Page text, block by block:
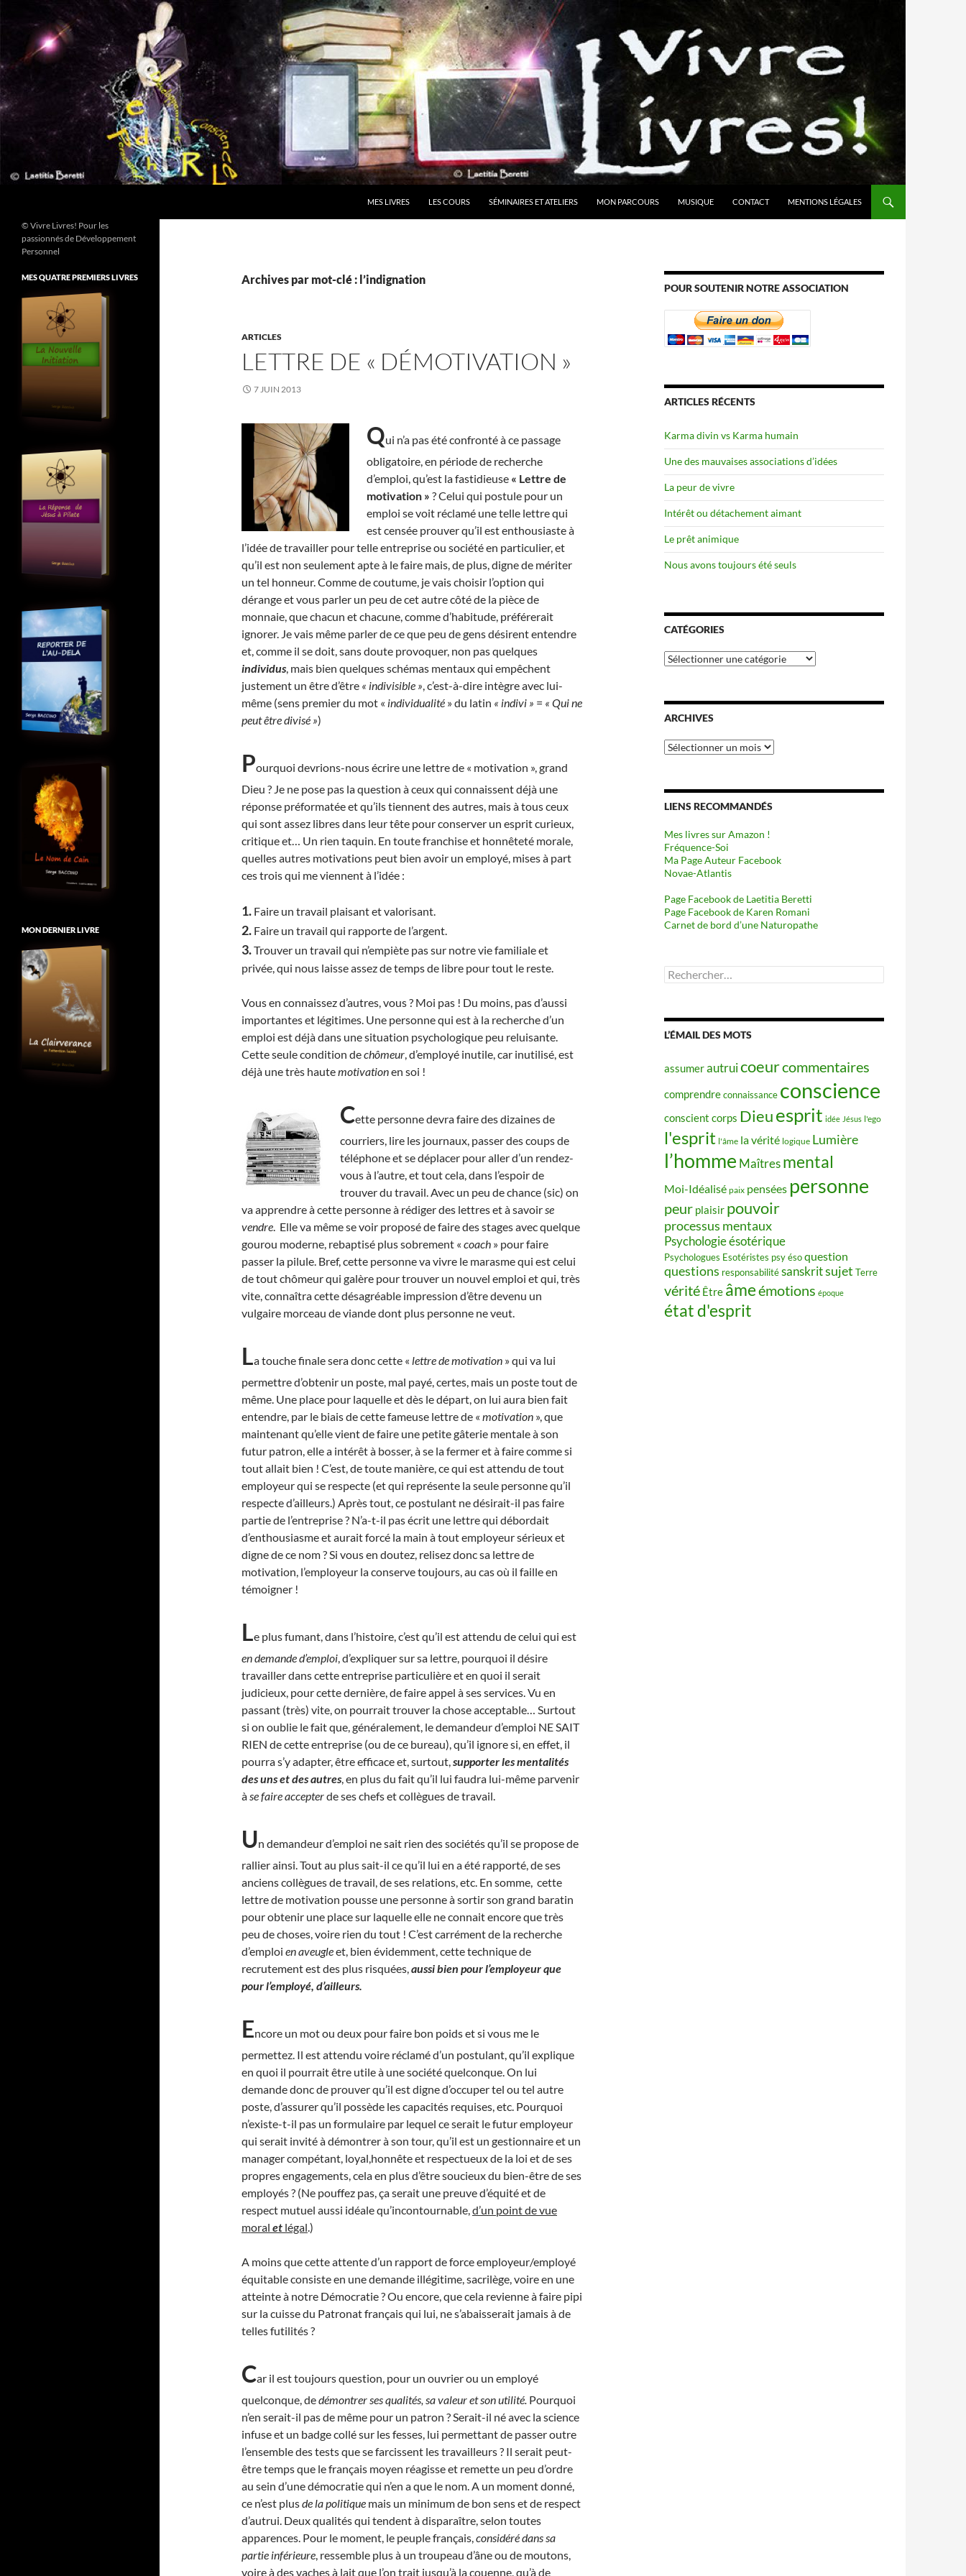
contenu
MES LIVRES LES COURS SÉMINAIRES ET ATELIERS MON PARCOURS MUSIQUE CONTACT MENTIONS LÉGALES
Archives par mot-clé : l’indignation
ARTICLES
LETTRE DE « DÉMOTIVATION »
7 JUIN 2013
Qui n’a pas été confronté à ce passage
obligatoire, en période de recherche
d’emploi, qu’est la fastidieuse « Lettre de
motivation » ? Celui qui postule pour un
emploi se voit réclamé une telle lettre qui
est censée prouver qu’il est enthousiaste à
l’idée de travailler pour telle entreprise ou société en particulier, et
qu’il est non seulement apte à le faire mais, de plus, digne de mériter
un tel honneur. Comme de coutume, je vais choisir l’option qui
dérange et vous parler un peu de cet autre côté de la pièce de
monnaie, que chacun et chacune, comme d’habitude, préférerait
ignorer. Je vais même parler de ce que peu de gens désirent entendre
et, comme il se doit, sans doute provoquer, non pas quelques
individus, mais bien quelques schémas mentaux qui empêchent
justement un être d’être « indivisible », c’est-à-dire intègre avec lui-
même (sens premier du mot « individualité » du latin « indivi » = « Qui ne
peut être divisé »)
Pourquoi devrions-nous écrire une lettre de « motivation », grand
Dieu ? Je ne pose pas la question à ceux qui connaissent déjà une
réponse préformatée et qu’ils tiennent des autres, mais à tous ceux
qui sont assez libres dans leur tête pour conserver un esprit curieux,
critique et… Un rien taquin. En toute franchise et honnêteté morale,
quelles autres motivations peut bien avoir un employé, mises à part
ces trois qui me viennent à l’idée :
1. Faire un travail plaisant et valorisant.
2. Faire un travail qui rapporte de l’argent.
3.Trouver un travail qui n’empiète pas sur notre vie familiale et
privée, qui nous laisse assez de temps de libre pour tout le reste.
Vous en connaissez d’autres, vous ? Moi pas ! Du moins, pas d’aussi
importantes et légitimes. Une personne qui est à la recherche d’un
emploi est déjà dans une situation psychologique peu reluisante.
Cette seule condition dechômeur, d’employé inutile, car inutilisé, est
déjà une très hautemotivationen soi !
Cette personne devra faire des dizaines de
courriers, lire les journaux, passer des coups de
téléphone et se déplacer pour aller d’un rendez-
vous à l’autre, et tout cela, dans l’espoir de
trouver du travail. Avec un peu de chance (sic) on
va apprendre à cette personne à rédiger des lettres et à savoirse
vendre. Elle va même se voir proposé de faire des stages avec quelque
gourou moderne, rebaptisé plus sobrement « coach » pour faire
passer la pilule. Bref, cette personne va vivre le marasme qui est celui
de tout chômeur qui galère pour trouver un nouvel emploi et qui, très
vite, connaîtra cette désagréable impression d’être devenu un
vulgaire morceau de viande dont plus personne ne veut.
La touche finale sera donc cette « lettre de motivation » qui va lui
permettre d’obtenir un poste, mal payé, certes, mais un poste tout de
même. Une place pour laquelle et dès le départ, on lui aura bien fait
entendre, par le biais de cette fameuse lettre de « motivation », que
maintenant qu’elle vient de faire une petite gâterie mentale à son
futur patron, elle a intérêt à bosser, à se la fermer et à faire comme si
tout allait bien ! C’est, de toute manière, ce qui est attendu de tout
employeur qui se respecte (et qui représente la seule personne qu’il
respecte d’ailleurs.) Après tout, ce postulant ne désirait-il pas faire
partie de l’entreprise ? N’a-t-il pas écrit une lettre qui débordait
d’enthousiasme et aurait forcé la main à tout employeur sérieux et
digne de ce nom ? Si vous en doutez, relisez donc sa lettre de
motivation, l’employeur la conserve toujours, au cas où il faille en
témoigner !
Le plus fumant, dans l’histoire, c’est qu’il est attendu de celui qui est
en demande d’emploi, d’expliquer sur sa lettre, pourquoi il désire
travailler dans cette entreprise particulière et en quoi il serait
judicieux, pour cette dernière, de faire appel à ses services. Vu en
passant (très) vite, on pourrait trouver la chose acceptable… Surtout
si on oublie le fait que, généralement, le demandeur d’emploi NE SAIT
RIEN de cette entreprise (ou de ce bureau), qu’il ignore si, en effet, il
pourra s’y adapter, être efficace et, surtout,supporter les mentalités
des uns et des autres, en plus du fait qu’il lui faudra lui-même parvenir
àse faire accepterde ses chefs et collègues de travail.
Un demandeur d’emploi ne sait rien des sociétés qu’il se propose de
rallier ainsi. Tout au plus sait-il ce qu’il lui en a été rapporté, de ses
anciens collègues de travail, de ses relations, etc. En somme, cette
lettre de motivation pousse une personne à sortir son grand baratin
pour obtenir une place sur laquelle elle ne connait encore que très
peu de choses, voire rien du tout ! C’est carrément de la recherche
d’emploi en aveugleet, bien évidemment, cette technique de
recrutement est des plus risquées,aussi bien pour l’employeur que
pour l’employé, d’ailleurs.
Encore un mot ou deux pour faire bon poids et si vous me le
permettez. Il est attendu voire réclamé d’un postulant, qu’il explique
en quoi il pourrait être utile à une société quelconque. On lui
demande donc de prouver qu’il est digne d’occuper tel ou tel autre
poste, d’assurer qu’il possède les capacités requises, etc. Pourquoi
n’existe-t-il pas un formulaire par lequel ce serait le futur employeur
qui serait invité à démontrer à son tour, qu’il est un gestionnaire et un
manager compétant, loyal,honnête et respectueux de la loi et de ses
propres engagements, cela en plus d’être soucieux du bien-être de ses
employés ? (Ne pouffez pas, ça serait une preuve d’équité et de
respect mutuel aussi idéale qu’incontournable,d’un point de vue
moral et légal.)
A moins que cette attente d’un rapport de force employeur/employé
équitable consiste en une demande illégitime, sacrilège, voire en une
atteinte à notre Démocratie ? Ou encore, que cela revienne à faire pipi
sur la cuisse du Patronat français qui lui, ne s’abaisserait jamais à de
telles futilités ?
Car il est toujours question, pour un ouvrier ou un employé
quelconque, dedémontrer ses qualités, sa valeur et son utilité. Pourquoi
n’en serait-il pas de même pour un patron ? Serait-il né avec la science
infuse et un badge collé sur les fesses, lui permettant de passer outre
l’ensemble des tests que se farcissent les travailleurs ? Il serait peut-
être temps que le français moyen réagisse et remette un peu d’ordre
au sein d’une démocratie qui n’en a que le nom. A un moment donné,
ce n’est plusde la politique mais un minimum de bon sens et de respect
d’autrui. Deux qualités qui tendent à disparaître, selon toutes
apparences. Pour le moment, le peuple français,considéré dans sa
partie inférieure, ressemble plus à un troupeau d’âne ou de moutons,
voire à des vaches à lait que l’on trait jusqu’à la couenne, qu’à de
POUR SOUTENIR NOTRE ASSOCIATION
ARTICLES RÉCENTS
Karma divin vs Karma humain
Une des mauvaises associations d’idées
La peur de vivre
Intérêt ou détachement aimant
Le prêt animique
Nous avons toujours été seuls
CATÉGORIES
Catégories
ARCHIVES
Archives
LIENS RECOMMANDÉS
Mes livres sur Amazon !
Fréquence-Soi
Ma Page Auteur Facebook
Novae-Atlantis
Page Facebook de Laetitia Beretti
Page Facebook de Karen Romani
Carnet de bord d’une Naturopathe
Rechercher :
L’ÉMAIL DES MOTS
assumerautruicoeurcommentaires
comprendreconnaissance conscience
conscient corps Dieuesprit idée Jésus l'ego
l'esprit l'âme la vérité logique Lumière
l’homme Maîtres mental
Moi-Idéalisé paix pensées personne
peur plaisir pouvoir
processus mentaux
Psychologie ésotérique
Psychologues Esotéristes psy ésoquestion
questions responsabilitésanskritsujet Terre
vérité Être âmeémotions époque
état d'esprit
© Vivre Livres! Pour les
passionnés de Développement
Personnel
MES QUATRE PREMIERS LIVRES
MON DERNIER LIVRE